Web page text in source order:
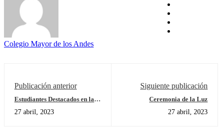
Colegio Mayor de los Andes
Publicación anterior
Estudiantes Destacados en la
27 abril, 2023
Siguiente publicación
Ceremonia de la Luz
27 abril, 2023